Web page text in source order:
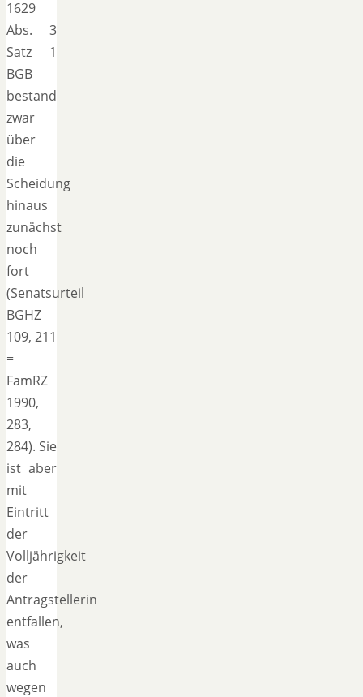
1629
Abs. 3
Satz 1
BGB
bestand
zwar
über
die
Scheidung
hinaus
zunächst
noch
fort
(Senatsurteil
BGHZ
109, 211
=
FamRZ
1990,
283,
284). Sie
ist aber
mit
Eintritt
der
Volljährigkeit
der
Antragstellerin
entfallen,
was
auch
wegen